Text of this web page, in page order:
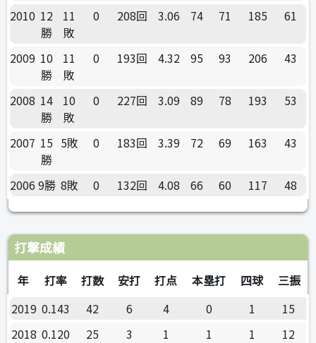
2010 12
勝
11
敗
0 208回 3.06 74 71 185 61
2009 10
勝
11
敗
0 193回 4.32 95 93 206 43
2008 14
勝
10
敗
0 227回 3.09 89 78 193 53
2007 15
勝
5敗 0 183回 3.39 72 69 163 43
2006 9勝 8敗 0 132回 4.08 66 60 117 48
打撃成績
年 打率 打数 安打 打点 本塁打 四球
三振
2019 0.143 42 6 4 0 1
15
2018 0.120 25 3 1 1 1
12